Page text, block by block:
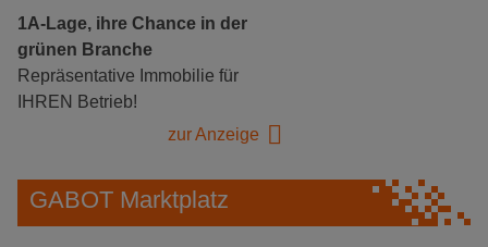
1A-Lage, ihre Chance in der
grünen Branche
Repräsentative Immobilie für
IHREN Betrieb!
zur Anzeige
GABOT Marktplatz